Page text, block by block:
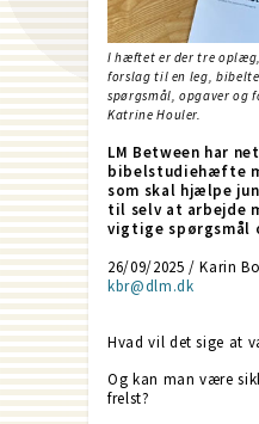
I hæftet er der tre
forslag til en leg,
spørgsmål, opgaver og
Katrine Houler.
LM Between har
bibelstudiehæfte
som skal hjælpe
til selv at arbejde
vigtige spørgsmål
26/09/2025 / Karin
kbr@dlm.dk
Hvad vil det sige at
Og kan man være
frelst?